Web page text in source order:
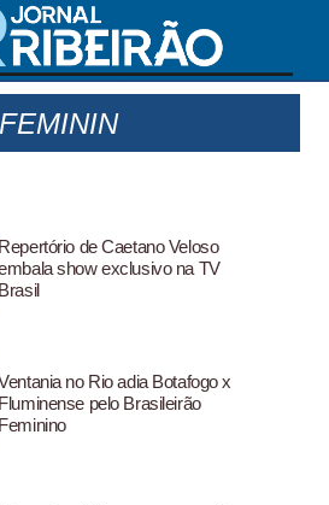
Repertório de Caetano Veloso
show exclusivo na TV
Brasil
no Rio adia Botafogo x
Fluminense pelo Brasileirão
Feminino